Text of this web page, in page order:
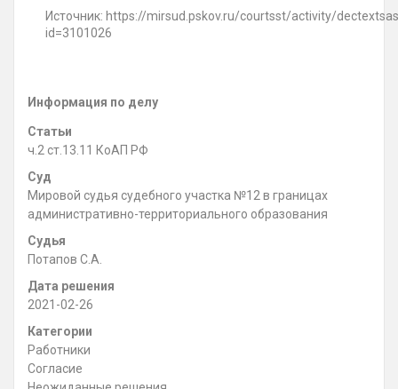
Источник: https://mirsud.pskov.ru/courtsst/activity/
id=3101026
Информация по делу
Статьи
ч.2 ст.13.11 КоАП РФ
Суд
Мировой судья судебного участка №12 в границах
административно-территориального образования
Судья
Потапов С.А.
Дата решения
2021-02-26
Категории
Работники
Согласие